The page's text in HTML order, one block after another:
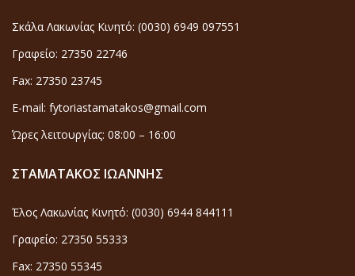
Σκάλα Λακωνίας Κινητό: (0030) 6949 097551
Γραφείο: 27350 22746
Fax: 27350 23745
E-mail: fytoriastamatakos@gmail.com
Ώρες λειτουργίας: 08:00 – 16:00
ΣΤΑΜΑΤΑΚΟΣ ΙΩΑΝΝΗΣ
Έλος Λακωνίας Κινητό: (0030) 6944 844111
Γραφείο: 27350 55333
Fax: 27350 55345